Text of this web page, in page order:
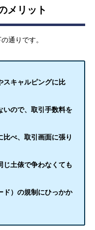
メリット
通りです。
スキャルピングに比
いので、取引手数料を
べ、取引画面に張り
じ土俵で争わなくても
ド）の規制にひっかか